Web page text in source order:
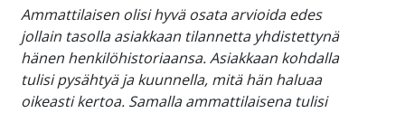
Ammattilaisen olisi hyvä osata arvioida edes
jollain tasolla asiakkaan tilannetta yhdistettynä
hänen henkilöhistoriaansa. Asiakkaan kohdalla
tulisi pysähtyä ja kuunnella, mitä hän haluaa
oikeasti kertoa. Samalla ammattilaisena tulisi